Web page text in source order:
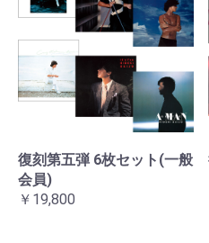
復刻第五弾 6枚セット(一般
会員)
￥19,800